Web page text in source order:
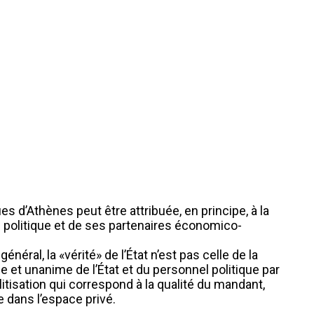
d’Athènes peut être attribuée, en principe, à la
politique et de ses partenaires économico-
la «vérité» de l’État n’est pas celle de la
unanime de l’État et du personnel politique par
qui correspond à la qualité du mandant,
l’espace privé.